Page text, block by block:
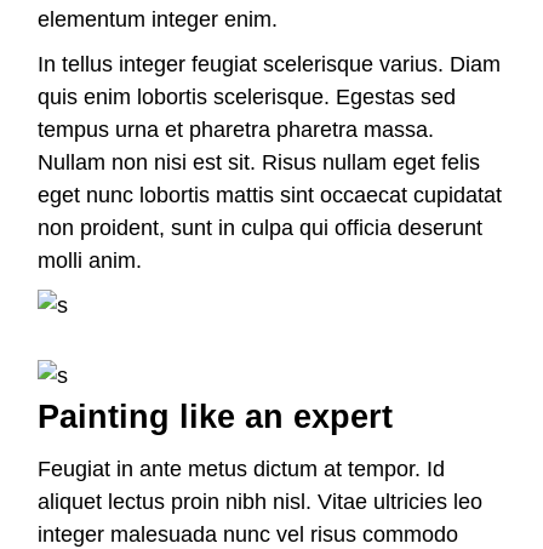
elementum integer enim.
In tellus integer feugiat scelerisque varius. Diam
quis enim lobortis scelerisque. Egestas sed
tempus urna et pharetra pharetra massa.
Nullam non nisi est sit. Risus nullam eget felis
eget nunc lobortis mattis sint occaecat cupidatat
non proident, sunt in culpa qui officia deserunt
molli anim.
Painting like an expert
Feugiat in ante metus dictum at tempor. Id
aliquet lectus proin nibh nisl. Vitae ultricies leo
integer malesuada nunc vel risus commodo